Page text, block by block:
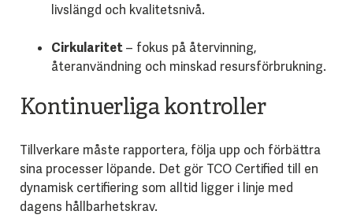
livslängd och kvalitetsnivå.
Cirkularitet– fokus på återvinning,
återanvändning och minskad resursförbrukning.
Kontinuerliga kontroller
Tillverkare måste rapportera, följa upp och förbättra
sina processer löpande. Det gör TCO Certified till en
dynamisk certifiering som alltid ligger i linje med
dagens hållbarhetskrav.